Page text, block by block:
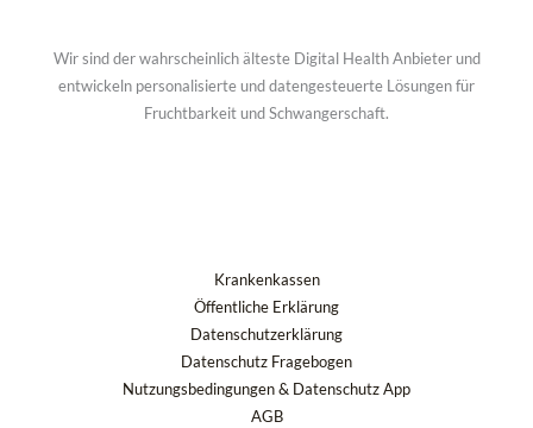
Wir sind der wahrscheinlich älteste Digital Health Anbieter und
entwickeln personalisierte und datengesteuerte Lösungen für
Fruchtbarkeit und Schwangerschaft.
Krankenkassen
Öffentliche Erklärung
Datenschutzerklärung
Datenschutz Fragebogen
Nutzungsbedingungen & Datenschutz App
AGB